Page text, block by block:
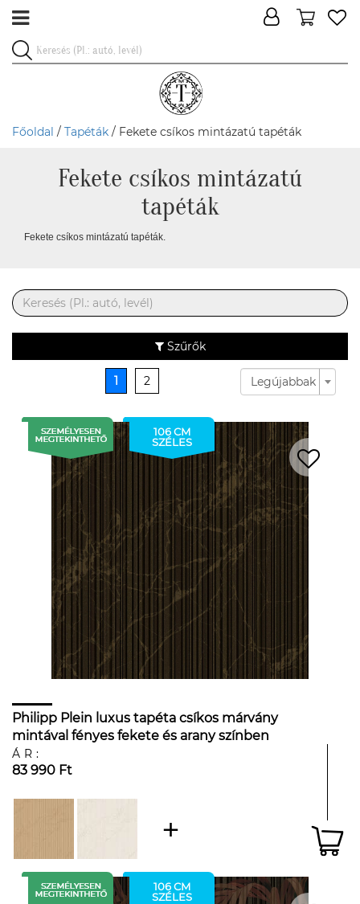
Főoldal / Tapéták / Fekete csíkos mintázatú tapéták
Fekete csíkos mintázatú
tapéták
Fekete csíkos mintázatú tapéták.
Szűrők
1 2 Legújabbak
106 CM
SZÉLES
Philipp Plein luxus tapéta csíkos márvány
mintával fényes fekete és arany színben
ÁR:
83 990 Ft
106 CM
SZÉLES